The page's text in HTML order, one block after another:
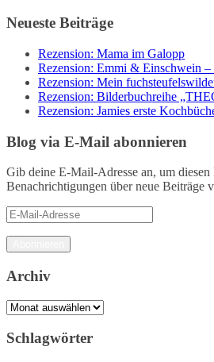
Neueste Beiträge
Rezension: Mama im Galopp
Rezension: Emmi & Einschwein –
Rezension: Mein
Rezension: Bilderbuchreihe
Rezension: Jamies erste
Blog via E-Mail abonnieren
Gib deine E-Mail-Adresse an, um
Benachrichtigungen über neue Beiträge
E-
Mail-
Adresse
Archiv
Archiv
Schlagwörter